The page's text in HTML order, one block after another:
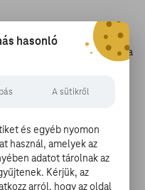
(Nick Robinson) számára
is olyan egyszerű:
hogy meleg, ráadásul
akibe online
lesz számára
hiszen segít
társadalmunkkal az
eloszlat a meleg
hasonló
A sütikről
és egyéb nyomon
használ, amelyek az
adatot tárolnak az
Kérjük, az
arról, hogy az oldal